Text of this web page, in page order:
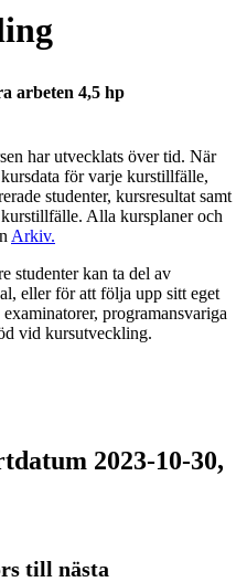
arbeten 4,5 hp
har utvecklats över tid. När
för varje kurstillfälle,
studenter, kursresultat samt
Alla kursplaner och
Arkiv.
studenter kan ta del av
eller för att följa upp sitt eget
programansvariga
vid kursutveckling.
2023-10-30,
till nästa